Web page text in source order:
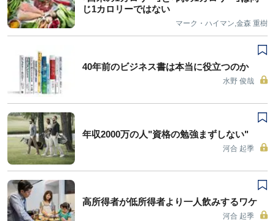
じ1カロリーではない
マーク・ハイマン,金森 重樹
40年前のビジネス書は本当に役立つのか
水野 俊哉
年収2000万の人"資格の勉強まずしない"
河合 起季
高所得者が低所得者より一人飲みするワケ
河合 起季